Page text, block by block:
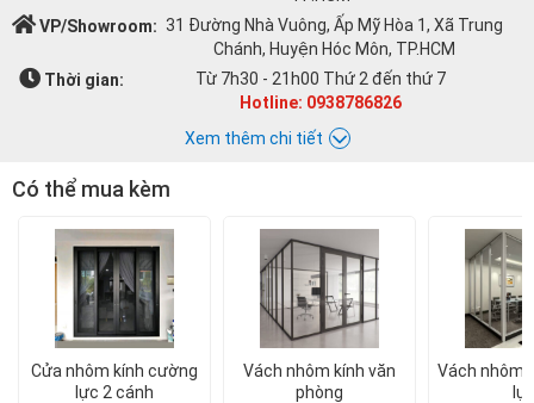
VP/Showroom: 31 Đường Nhà Vuông, Ấp Mỹ Hòa 1, Xã Trung
Chánh, Huyện Hóc Môn, TP.HCM
Thời gian:
Từ 7h30 - 21h00 Thứ 2 đến thứ 7
Hotline: 0938786826
Xem thêm chi tiết
Chat với Á CHÂU:
Á CHÂU
0938786826
Email:cuacuonachau@gmail.com
Có thể mua kèm
Cửa nhôm kính cường
lực 2 cánh
Vách nhôm kính văn
phòng
Vách nhôm